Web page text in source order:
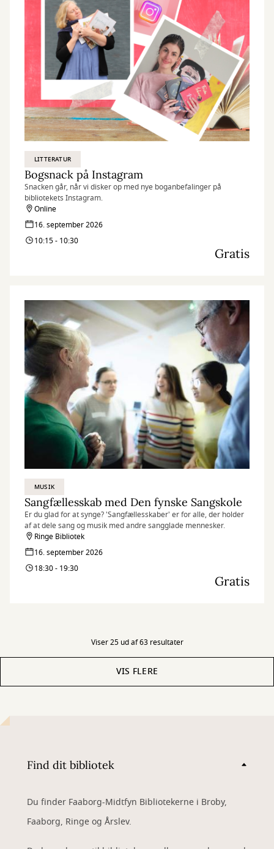
LITTERATUR
Bogsnack på Instagram
Snacken går, når vi disker op med nye boganbefalinger på
bibliotekets Instagram.
Online
16. september 2026
10:15 - 10:30
Gratis
MUSIK
Sangfællesskab med Den fynske Sangskole
Er du glad for at synge? 'Sangfællesskaber' er for alle, der holder
af at dele sang og musik med andre sangglade mennesker.
Ringe Bibliotek
16. september 2026
18:30 - 19:30
Gratis
Viser 25 ud af 63 resultater
VIS FLERE
Find dit bibliotek
Du finder Faaborg-Midtfyn Bibliotekerne i Broby,
Faaborg, Ringe og Årslev.